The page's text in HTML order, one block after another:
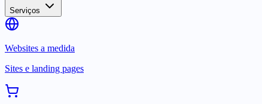
Serviços
Websites a medida
Sites e landing pages